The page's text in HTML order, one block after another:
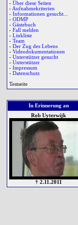
- Über diese Seiten
- Aufnahmekriterien
- Informationen gesucht...
- ODMP
- Gästebuch
- Fall melden
- Linkliste
- Team
- Der Zug des Lebens
- Videodokumentationen
- Unterstützer gesucht
- Unterstützer
- Impressum
- Datenschutz
Testseite
In Erinnerung an
Rob Uyterwijk
† 2.11.2011